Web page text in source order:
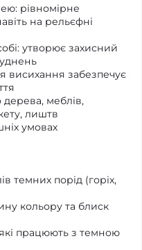
рівномірне
на рельєфні
утворює захисний
висихання забезпечує
дерева, меблів,
лиштв
умовах
темних порід (горіх,
кольору та блиск
працюють з темною